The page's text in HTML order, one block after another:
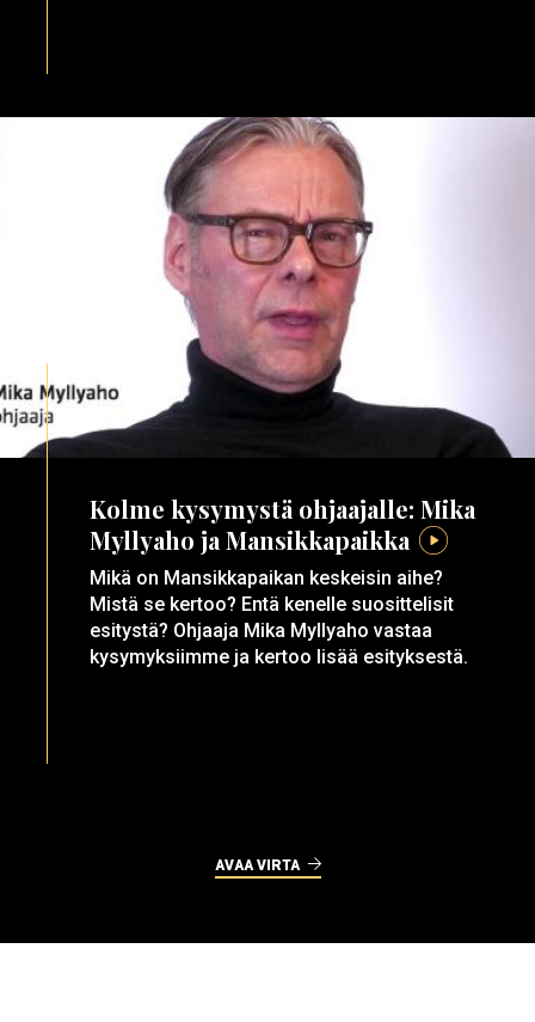
Kolme kysymystä ohjaajalle: Mika
Myllyaho ja Mansikkapaikka
Mikä on Mansikkapaikan keskeisin aihe?
Mistä se kertoo? Entä kenelle suosittelisit
esitystä? Ohjaaja Mika Myllyaho vastaa
kysymyksiimme ja kertoo lisää esityksestä.
AVAA VIRTA